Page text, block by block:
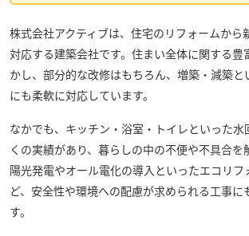
株式会社アクティブは、住宅のリフォームから
対応する建築会社です。住まい全体に関する豊
かし、部分的な改修はもちろん、増築・減築
にも柔軟に対応しています。
なかでも、キッチン・浴室・トイレといった水
くの実績があり、暮らしの中の不便や不具合
陽光発電やオール電化の導入といったエコリフ
ど、安全性や環境への配慮が求められる工事に
す。